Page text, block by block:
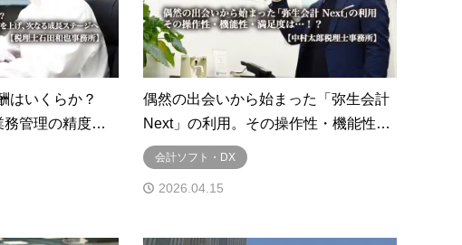
はいくらか？
務管理の精度…
偶然の出会いから始まった「弥生会計
Next」の利用。その操作性・機能性…
会計ソフト・DX
2026.04.15